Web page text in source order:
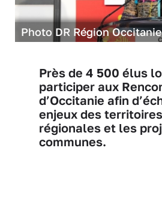
Photo DR Région Occitanie
Près de 4 500 élus
participer aux
d’Occitanie afin
enjeux des
régionales et les
communes.